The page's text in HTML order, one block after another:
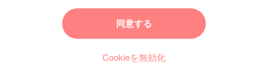
同意する
Cookieを無効化
ママリからのお知らせ
ママリ編集部がみなさんのご意見をもとに記事を作成させていただきま